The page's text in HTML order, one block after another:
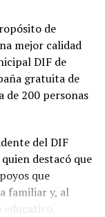
al
mascotas
también
el Estado de
el bienestar, el
hacia los
de
mejor calidad
DIF de
gratuita de
de 200 personas
del DIF
destacó que
que
familiar y, al